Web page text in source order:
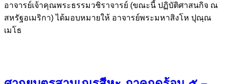
อาจารย์เจ้าคุณพระธรรมวชิราจารย์ (ขณะนี้ ปฏิบัติศาสนกิจ ณ
สหรัฐอเมริกา) ได้มอบหมายให้ อาจารย์พระมหาสิงโห ปุณฺณ
เมโธ